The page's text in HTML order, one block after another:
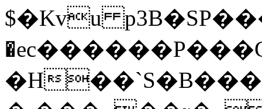
$�Kvu
�H